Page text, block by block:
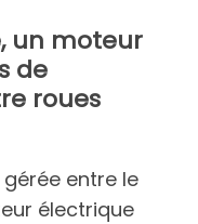
un moteur
de
roues
entre le
électrique